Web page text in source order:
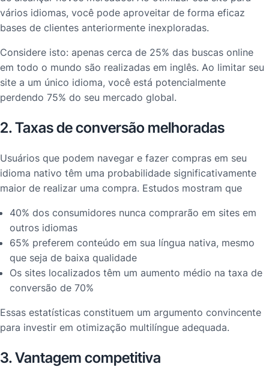
vários idiomas, você pode aproveitar de forma eficaz
bases de clientes anteriormente inexploradas.
Considere isto: apenas cerca de 25% das buscas online
em todo o mundo são realizadas em inglês. Ao limitar seu
site a um único idioma, você está potencialmente
perdendo 75% do seu mercado global.
2. Taxas de conversão melhoradas
Usuários que podem navegar e fazer compras em seu
idioma nativo têm uma probabilidade significativamente
maior de realizar uma compra. Estudos mostram que
40% dos consumidores nunca comprarão em sites em
outros idiomas
65% preferem conteúdo em sua língua nativa, mesmo
que seja de baixa qualidade
Os sites localizados têm um aumento médio na taxa de
conversão de 70%
Essas estatísticas constituem um argumento convincente
para investir em otimização multilíngue adequada.
3. Vantagem competitiva